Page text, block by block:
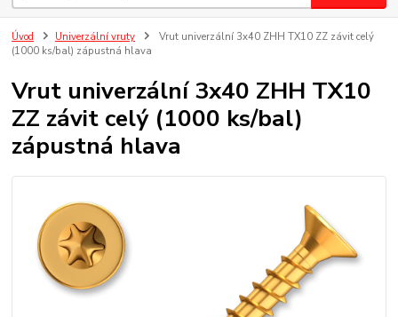
Úvod Univerzální vruty
Vrut univerzální 3x40 ZHH TX10 ZZ závit celý
(1000 ks/bal) zápustná hlava
Vrut univerzální 3x40 ZHH TX10
ZZ závit celý (1000 ks/bal)
zápustná hlava